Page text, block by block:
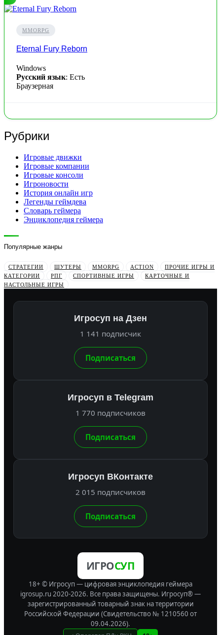
MMORPG
Eternal Fury Reborn
Windows
Русский язык: Есть
Браузерная
Рубрики
Игровые движки
Игровые компании
Игровые консоли
Игроновости
История онлайн игр
Легенды геймдева
Словарь геймера
Энциклопедия геймера
Популярные жанры
СТРАТЕГИИ ШУТЕРЫ MMORPG ACTION
ПРОЧИЕ ИГРЫ И
КАТЕГОРИИ
РПГ СПОРТИВНЫЕ ИГРЫ
КАРТОЧНЫЕ И
НАСТОЛЬНЫЕ ИГРЫ
Игросуп на Дзен
1 141 подписчик
Подписаться
Игросуп в Telegram
1 770 подписчиков
Подписаться
Игросуп ВКонтакте
2 015 подписчиков
Подписаться
ИГРОСУП
18+ © Игросуп — цифровая энциклопедия геймера
igrosup.ru 2020-2026. Все права защищены. Игросуп® —
зарегистрированный товарный знак на территории
Российской Федерации (Свидетельство № 1210560 от
09.04.2026).